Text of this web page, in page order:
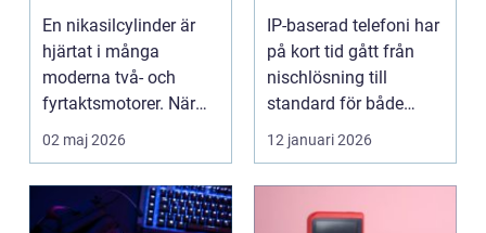
motorcykel och
snöskoter
En nikasilcylinder är
hjärtat i många
moderna två- och
fyrtaktsmotorer. När
den fungerar som den
02 maj 2026
IP-baserad telefoni har
på kort tid gått från
nischlösning till
standard för både
företag och privat...
12 januari 2026